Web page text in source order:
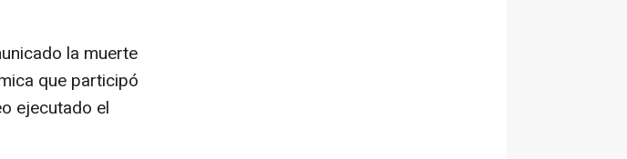
la muerte
que participó
ejecutado el